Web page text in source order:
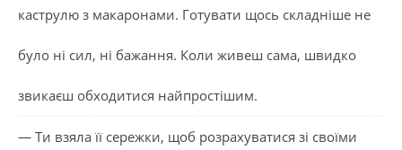
каструлю з макаронами. Готувати щось складніше не
було ні сил, ні бажання. Коли живеш сама, швидко
звикаєш обходитися найпростішим.
— Ти взяла її сережки, щоб розрахуватися зі своїми